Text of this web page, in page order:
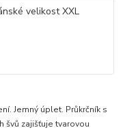
Jemný úplet. Průkrčník s
švů zajišťuje tvarovou